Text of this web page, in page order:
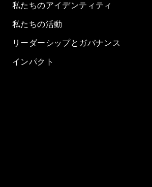
私たちのアイデンティティ
私たちの活動
リーダーシップとガバナンス
インパクト